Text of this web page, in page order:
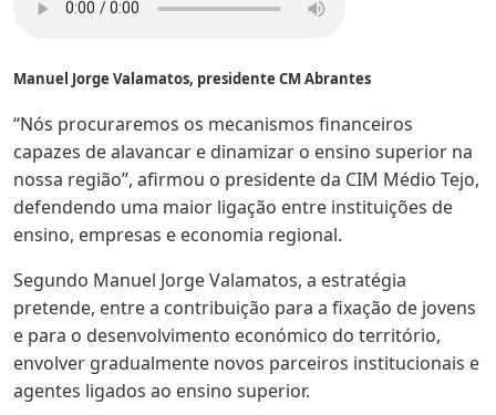
Manuel Jorge Valamatos, presidente CM Abrantes
“Nós procuraremos os mecanismos financeiros
capazes de alavancar e dinamizar o ensino superior na
nossa região”, afirmou o presidente da CIM Médio Tejo,
defendendo uma maior ligação entre instituições de
ensino, empresas e economia regional.
Segundo Manuel Jorge Valamatos, a estratégia
pretende, entre a contribuição para a fixação de jovens
e para o desenvolvimento económico do território,
envolver gradualmente novos parceiros institucionais e
agentes ligados ao ensino superior.